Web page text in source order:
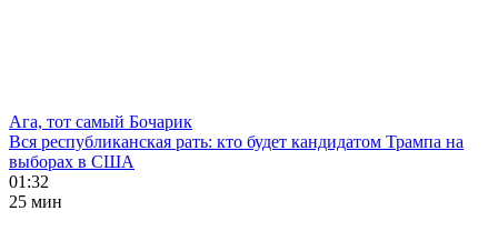
Ага, тот самый Бочарик
Вся республиканская рать: кто будет кандидатом Трампа на
выборах в США
01:32
25 мин